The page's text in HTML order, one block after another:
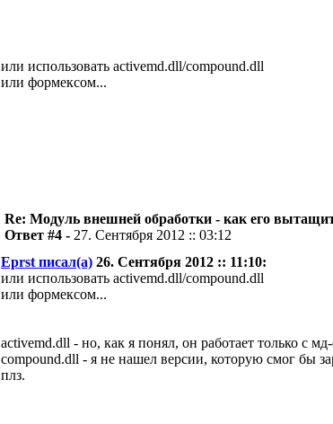
или использовать activemd.dll/compound.dll
или формексом...
Re: Модуль внешней обработки - как его
Ответ #4 - 27. Сентября 2012 :: 03:12
Eprst писал(а) 26. Сентября 2012 :: 11:10:
или использовать activemd.dll/compound.dll
или формексом...
activemd.dll - но, как я понял, он работает только с
compound.dll - я не нашел версии, которую смог бы
плз.